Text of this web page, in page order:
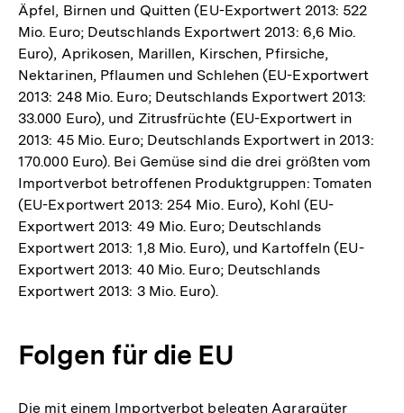
Äpfel, Birnen und Quitten (EU-Exportwert 2013: 522
Mio. Euro; Deutschlands Exportwert 2013: 6,6 Mio.
Euro), Aprikosen, Marillen, Kirschen, Pfirsiche,
Nektarinen, Pflaumen und Schlehen (EU-Exportwert
2013: 248 Mio. Euro; Deutschlands Exportwert 2013:
33.000 Euro), und Zitrusfrüchte (EU-Exportwert in
2013: 45 Mio. Euro; Deutschlands Exportwert in 2013:
170.000 Euro). Bei Gemüse sind die drei größten vom
Importverbot betroffenen Produktgruppen: Tomaten
(EU-Exportwert 2013: 254 Mio. Euro), Kohl (EU-
Exportwert 2013: 49 Mio. Euro; Deutschlands
Exportwert 2013: 1,8 Mio. Euro), und Kartoffeln (EU-
Exportwert 2013: 40 Mio. Euro; Deutschlands
Exportwert 2013: 3 Mio. Euro).
Folgen für die EU
Die mit einem Importverbot belegten Agrargüter